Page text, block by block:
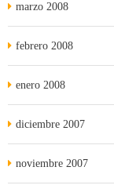
marzo 2008
febrero 2008
enero 2008
diciembre 2007
noviembre 2007